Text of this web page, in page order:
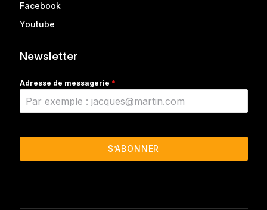
Facebook
Youtube
Newsletter
Adresse de messagerie *
S’ABONNER